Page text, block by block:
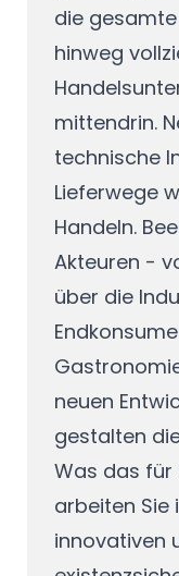
die
hinweg
mittendrin.
technische
Lieferwege
Handeln.
Akteuren -
über die
neuen
gestalten
Was das für
arbeiten Sie
innovativen